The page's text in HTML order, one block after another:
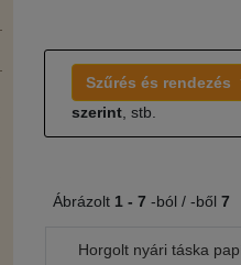
Szűrés és rendezés
szerint , stb.
Ábrázolt 1 - 7 -ból / -ből 7
Horgolt nyári táska